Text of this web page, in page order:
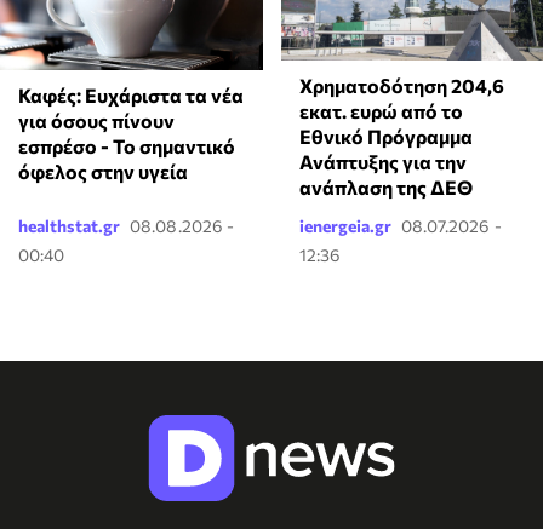
Καφές: Ευχάριστα τα νέα
για όσους πίνουν
εσπρέσο - Το σημαντικό
όφελος στην υγεία
healthstat.gr 08.08.2026 -
00:40
Χρηματοδότηση 204,6
εκατ. ευρώ από το
Εθνικό Πρόγραμμα
Ανάπτυξης για την
ανάπλαση της ΔΕΘ
ienergeia.gr 08.07.2026 -
12:36